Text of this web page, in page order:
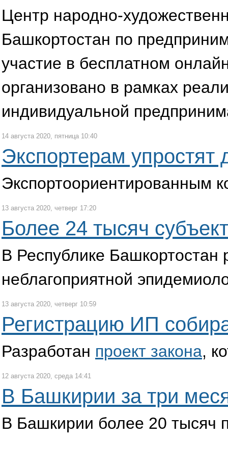
Центр народно-
Башкортостан по
участие в бесплатном
организовано в рамках
индивидуальной
14 августа 2020, пятница 10:40
Экспортерам упростят
Экспортоориентированным
13 августа 2020, четверг 17:20
Более 24 тысяч
В Республике Башкортостан
неблагоприятной
13 августа 2020, четверг 10:59
Регистрацию ИП
Разработан проект закона,
12 августа 2020, среда 14:41
В Башкирии за три
В Башкирии более 20 тысяч